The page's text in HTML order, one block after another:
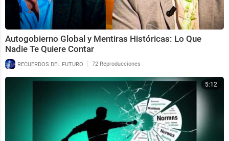
Autogobierno Global y Mentiras Históricas: Lo Que
Nadie Te Quiere Contar
RECUERDOS DEL FUTURO | 72 Reproducciones
5:12